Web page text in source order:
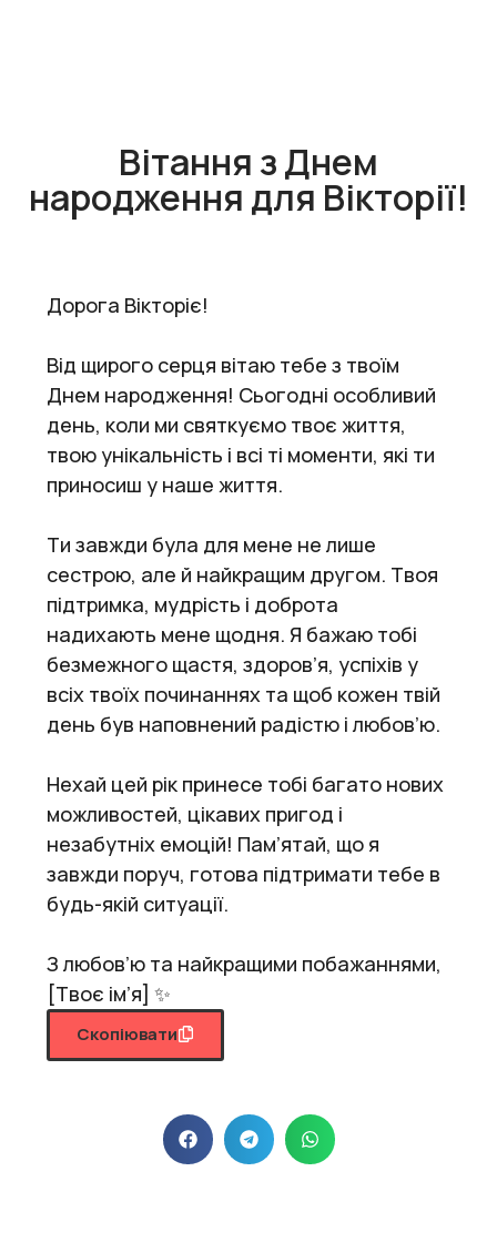
Вітання з Днем
народження для Вікторії!
Дорога Вікторіє!
Від щирого серця вітаю тебе з твоїм
Днем народження! Сьогодні особливий
день, коли ми святкуємо твоє життя,
твою унікальність і всі ті моменти, які ти
приносиш у наше життя.
Ти завжди була для мене не лише
сестрою, але й найкращим другом. Твоя
підтримка, мудрість і доброта
надихають мене щодня. Я бажаю тобі
безмежного щастя, здоров’я, успіхів у
всіх твоїх починаннях та щоб кожен твій
день був наповнений радістю і любов’ю.
Нехай цей рік принесе тобі багато нових
можливостей, цікавих пригод і
незабутніх емоцій! Пам’ятай, що я
завжди поруч, готова підтримати тебе в
будь-якій ситуації.
З любов’ю та найкращими побажаннями,
[Твоє ім’я] ✨
Скопіювати